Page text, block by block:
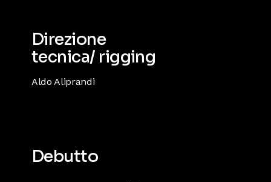
Direzione
tecnica/ rigging
Aldo Aliprandi
Debutto